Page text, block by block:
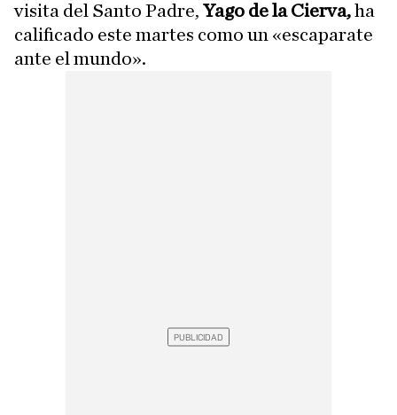
visita del Santo Padre, Yago de la Cierva,ha
calificado este martes como un «escaparate
ante el mundo».